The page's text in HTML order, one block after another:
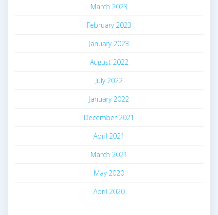
March 2023
February 2023
January 2023
August 2022
July 2022
January 2022
December 2021
April 2021
March 2021
May 2020
April 2020